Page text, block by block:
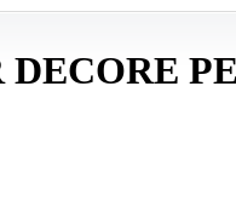
DECORE